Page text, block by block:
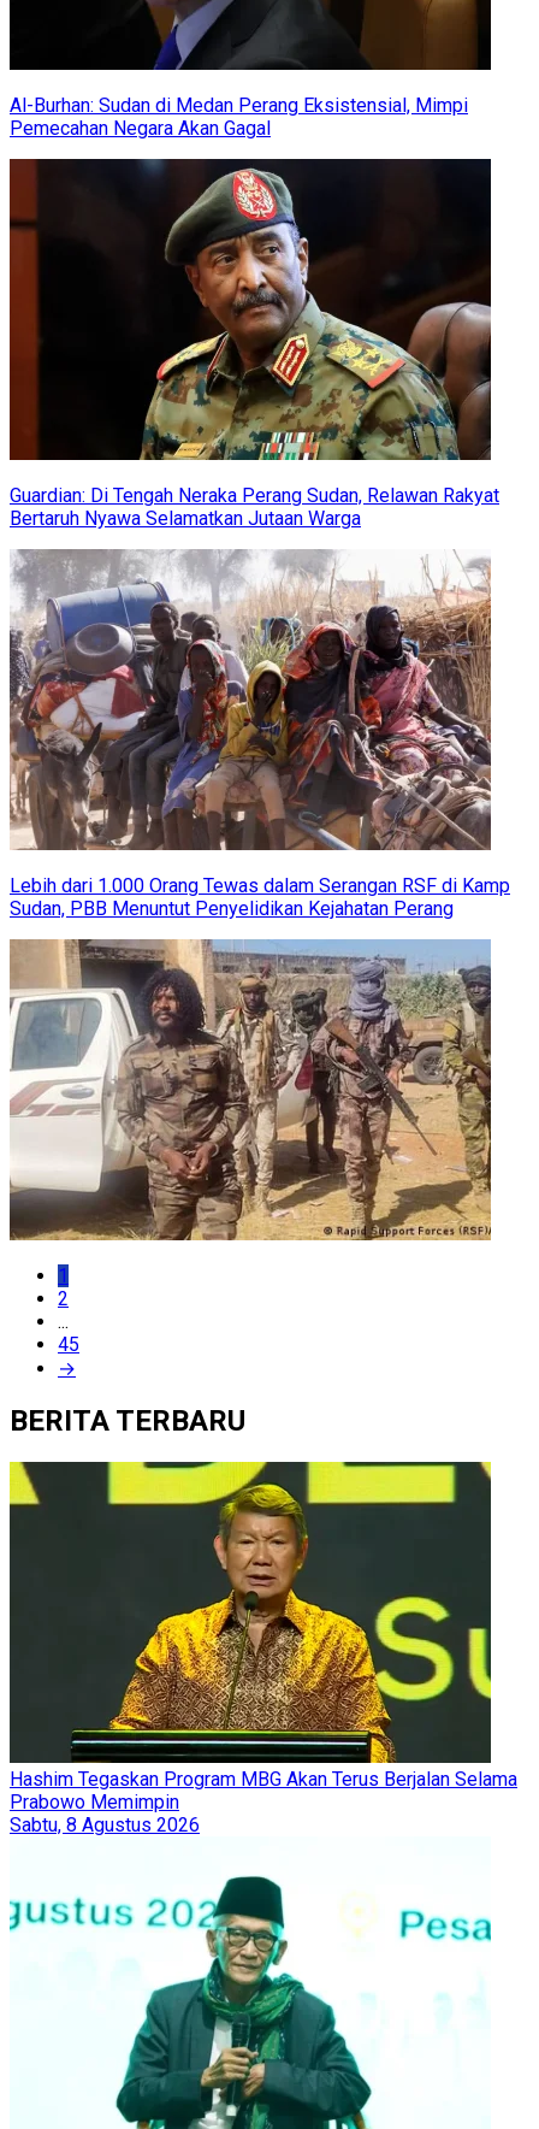
Al-Burhan: Sudan di Medan Perang Eksistensial, Mimpi
Pemecahan Negara Akan Gagal
Guardian: Di Tengah Neraka Perang Sudan, Relawan Rakyat
Bertaruh Nyawa Selamatkan Jutaan Warga
Lebih dari 1.000 Orang Tewas dalam Serangan RSF di Kamp
Sudan, PBB Menuntut Penyelidikan Kejahatan Perang
1
2
...
45
→
BERITA TERBARU
Hashim Tegaskan Program MBG Akan Terus Berjalan Selama
Prabowo Memimpin
Sabtu, 8 Agustus 2026